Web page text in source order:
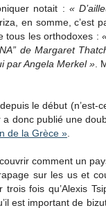
notait : «
en somme, c’est
tous les orthodoxes :
de Margaret
par Angela Merkel » .
le début (n’est-
donc publié une
de la Grèce »
comment un
sur les us et
trois fois qu’Alexis
est important de